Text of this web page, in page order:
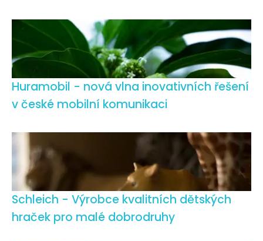
Huramobil - nová vlna inovativních řešení
v české mobilní komunikaci
Schleich - Výrobce kvalitních dětských
hraček pro malé dobrodruhy